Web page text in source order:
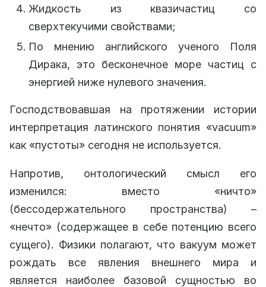
Жидкость из квазичастиц со
сверхтекучими свойствами;
По мнению английского ученого Поля
Дирака, это бесконечное море частиц с
энергией ниже нулевого значения.
Господствовавшая на протяжении истории
интерпретация латинского понятия «vacuum»
как «пустоты» сегодня не используется.
Напротив, онтологический смысл его
изменился: вместо «ничто»
(бессодержательного пространства) –
«нечто» (содержащее в себе потенцию всего
сущего). Физики полагают, что вакуум может
рождать все явления внешнего мира и
является наиболее базовой сущностью во